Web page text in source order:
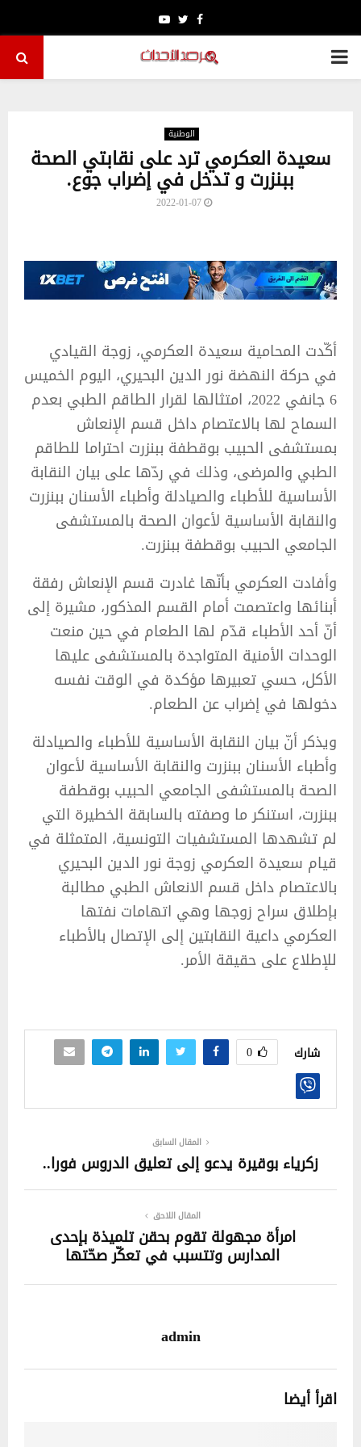
Facebook
Twitter
Youtube
PRIMARY
الوطنية
سعيدة العكرمي ترد على نقابتي الصحة
ببنزرت و تدخل في إضراب جوع.
2022-01-07
أكّدت المحامية سعيدة العكرمي، زوجة القيادي
في حركة النهضة نور الدين البحيري، اليوم الخميس
6 جانفي 2022، امتثالها لقرار الطاقم الطبي بعدم
السماح لها بالاعتصام داخل قسم الإنعاش
بمستشفى الحبيب بوقطفة ببنزرت احتراما للطاقم
الطبي والمرضى، وذلك في ردّها على بيان النقابة
الأساسية للأطباء والصيادلة وأطباء الأسنان ببنزرت
والنقابة الأساسية لأعوان الصحة بالمستشفى
الجامعي الحبيب بوقطفة ببنزرت.
وأفادت العكرمي بأنّها غادرت قسم الإنعاش رفقة
أبنائها واعتصمت أمام القسم المذكور، مشيرة إلى
أنّ أحد الأطباء قدّم لها الطعام في حين منعت
الوحدات الأمنية المتواجدة بالمستشفى عليها
الأكل، حسي تعبيرها مؤكدة في الوقت نفسه
دخولها في إضراب عن الطعام.
ويذكر أنّ بيان النقابة الأساسية للأطباء والصيادلة
وأطباء الأسنان ببنزرت والنقابة الأساسية لأعوان
الصحة بالمستشفى الجامعي الحبيب بوقطفة
ببنزرت، استنكر ما وصفته بالسابقة الخطيرة التي
لم تشهدها المستشفيات التونسية، المتمثلة في
قيام سعيدة العكرمي زوجة نور الدين البحيري
بالاعتصام داخل قسم الانعاش الطبي مطالبة
بإطلاق سراح زوجها وهي اتهامات نفتها
العكرمي داعية النقابتين إلى الإتصال بالأطباء
للإطلاع على حقيقة الأمر.
شارك 0
المقال السابق
زكرياء بوقيرة يدعو إلى تعليق الدروس فورا..
المقال اللاحق
امرأة مجهولة تقوم بحقن تلميذة بإحدى
المدارس وتتسبب في تعكّر صحّتها
admin
اقرأ أيضا